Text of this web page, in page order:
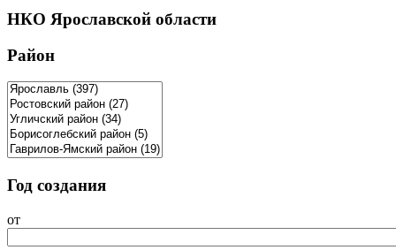
НКО Ярославской области
Район
Год создания
от